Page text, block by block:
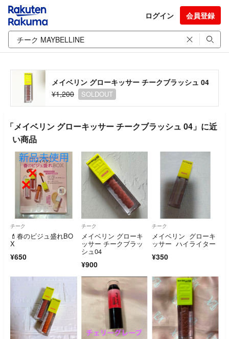
ログイン 会員登録
メイベリン グローキッサー チークブラッシュ 04
¥1,200
SOLDOUT
「メイベリン グローキッサー チークブラッシュ 04」に近
い商品
チーク
💄春のビジュ盛れBO
X
¥650
チーク
メイベリン グローキ
ッサー チークブラッ
シュ04
¥900
チーク
メイベリン グローキ
ッサー ハイライター
¥350